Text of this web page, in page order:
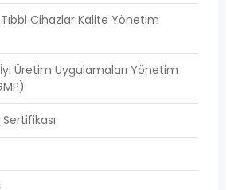
Tıbbi Cihazlar Kalite Yönetim
İyi Üretim Uygulamaları Yönetim